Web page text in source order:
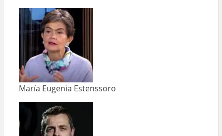
María Eugenia Estenssoro